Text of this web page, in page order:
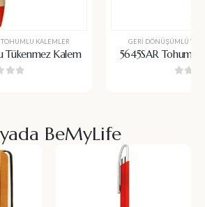
KALEMLER
Tükenmez Kalem
GERI DÖNÜŞÜMLÜ VE
5645SAR Tohumlu
BeMyLife